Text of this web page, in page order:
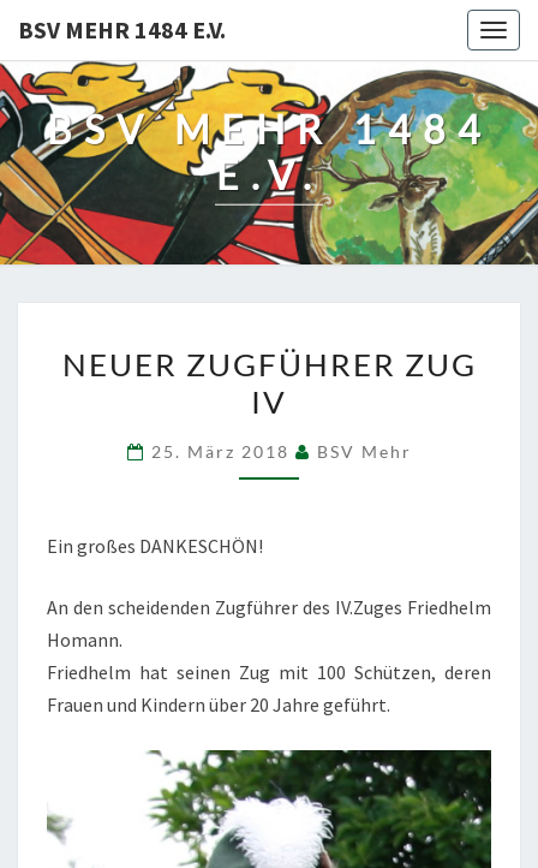
BSV MEHR 1484 E.V.
BSV MEHR 1484
E.V.
ZUGFÜHRER
ZUG
NEUER ZUGFÜHRER ZUG
IV
25. März 2018 BSV Mehr
Ein großes DANKESCHÖN!
An den scheidenden Zugführer des IV.Zuges Friedhelm
Homann.
Friedhelm hat seinen Zug mit 100 Schützen, deren
Frauen und Kindern über 20 Jahre geführt.